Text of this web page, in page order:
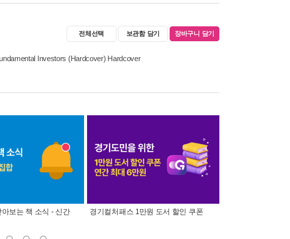
전체선택 보관함 담기 장바구니 담기
Investors (Hardcover) Hardcover
보는 책 소식 - 신간
경기컬처패스 1만원 도서 할인 쿠폰